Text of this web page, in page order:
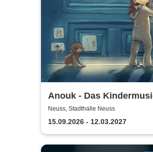
Anouk - Das
Neuss, Stadthalle Neuss
15.09.2026 - 12.03.2027